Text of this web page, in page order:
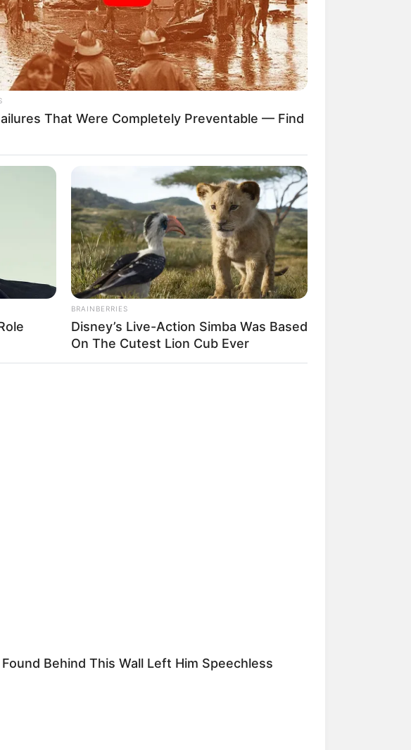
o
That Were Completely Preventable — Find
BRAINBERRIES
Disney’s Live-Action Simba Was Based
On The Cutest Lion Cub Ever
Behind This Wall Left Him Speechless